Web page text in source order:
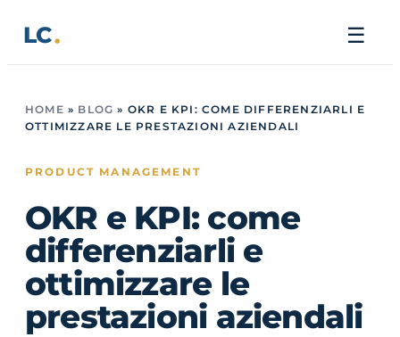
contenuto
LC ☰
HOME » BLOG » OKR E KPI: COME DIFFERENZIARLI E
OTTIMIZZARE LE PRESTAZIONI AZIENDALI
PRODUCT MANAGEMENT
OKR e KPI: come
differenziarli e
ottimizzare le
prestazioni aziendali